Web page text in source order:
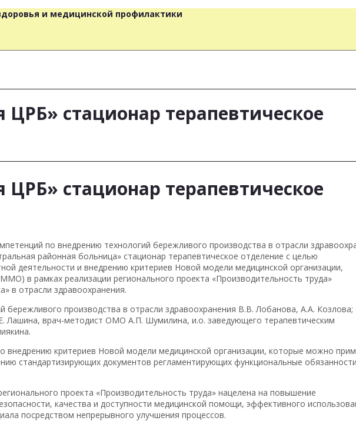
и медицинской профилактики
стационар терапевтическое
стационар терапевтическое
по внедрению технологий бережливого производства в отрасли
районная больница» стационар терапевтическое отделение с целью
деятельности и внедрению критериев Новой модели медицинской организации,
в рамках реализации регионального проекта «Производительность труда»
в отрасли здравоохранения.
производства в отрасли здравоохранения В.В. Лобанова, А.А.
Лашина, врач-методист ОМО А.П. Шумилина, и.о. заведующего терапевтическим
критериев Новой модели медицинской организации, которые можно
стандартизирующих документов регламентирующих функциональные
проекта «Производительность труда» нацелена на повышение
качества и доступности медицинской помощи, эффективного
посредством непрерывного улучшения процессов.